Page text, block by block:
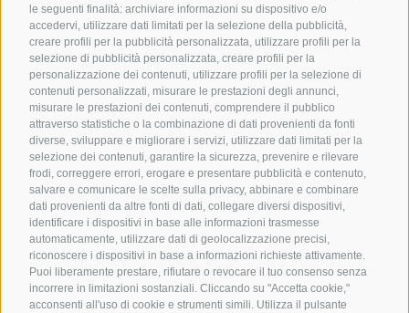
le seguenti finalità: archiviare informazioni su dispositivo e/o
accedervi, utilizzare dati limitati per la selezione della pubblicità,
creare profili per la pubblicità personalizzata, utilizzare profili per la
selezione di pubblicità personalizzata, creare profili per la
personalizzazione dei contenuti, utilizzare profili per la selezione di
contenuti personalizzati, misurare le prestazioni degli annunci,
misurare le prestazioni dei contenuti, comprendere il pubblico
attraverso statistiche o la combinazione di dati provenienti da fonti
diverse, sviluppare e migliorare i servizi, utilizzare dati limitati per la
selezione dei contenuti, garantire la sicurezza, prevenire e rilevare
frodi, correggere errori, erogare e presentare pubblicità e contenuto,
salvare e comunicare le scelte sulla privacy, abbinare e combinare
dati provenienti da altre fonti di dati, collegare diversi dispositivi,
identificare i dispositivi in base alle informazioni trasmesse
automaticamente, utilizzare dati di geolocalizzazione precisi,
riconoscere i dispositivi in base a informazioni richieste attivamente.
Puoi liberamente prestare, rifiutare o revocare il tuo consenso senza
incorrere in limitazioni sostanziali. Cliccando su "Accetta cookie,"
acconsenti all'uso di cookie e strumenti simili. Utilizza il pulsante
Sollevatec Srl• Z.I. Förche 20 • 39040Sciaves(BZ)
T:+39 0472268370
info@sollevatec.it